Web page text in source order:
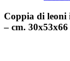
Coppia di leoni
– cm. 30x53x66